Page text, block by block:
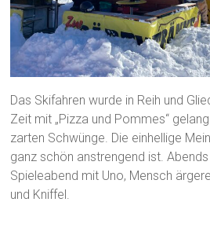
Das Skifahren wurde in Reih und
Zeit mit „Pizza und Pommes“
zarten Schwünge. Die einhellige
ganz schön anstrengend ist.
Spieleabend mit Uno, Mensch
und Kniffel.